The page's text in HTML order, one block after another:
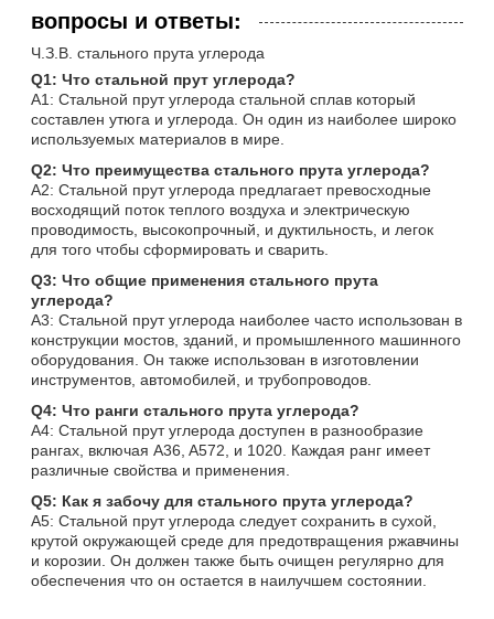
вопросы и ответы:
Ч.З.В. стального прута углерода
Q1: Что стальной прут углерода?
A1: Стальной прут углерода стальной сплав который
составлен утюга и углерода. Он один из наиболее широко
используемых материалов в мире.
Q2: Что преимущества стального прута углерода?
A2: Стальной прут углерода предлагает превосходные
восходящий поток теплого воздуха и электрическую
проводимость, высокопрочный, и дуктильность, и легок
для того чтобы сформировать и сварить.
Q3: Что общие применения стального прута
углерода?
A3: Стальной прут углерода наиболее часто использован в
конструкции мостов, зданий, и промышленного машинного
оборудования. Он также использован в изготовлении
инструментов, автомобилей, и трубопроводов.
Q4: Что ранги стального прута углерода?
A4: Стальной прут углерода доступен в разнообразие
рангах, включая A36, A572, и 1020. Каждая ранг имеет
различные свойства и применения.
Q5: Как я забочу для стального прута углерода?
A5: Стальной прут углерода следует сохранить в сухой,
крутой окружающей среде для предотвращения ржавчины
и корозии. Он должен также быть очищен регулярно для
обеспечения что он остается в наилучшем состоянии.